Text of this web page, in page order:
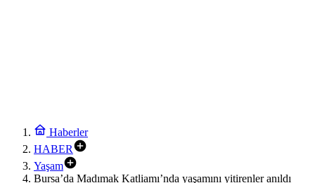
Haberler
HABER
Yaşam
Bursa’da Madımak Katliamı’nda yaşamını yitirenler anıldı